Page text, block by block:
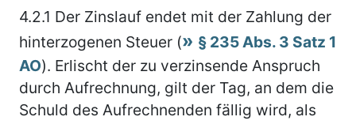
4.2.1 Der Zinslauf endet mit der Zahlung der
hinterzogenen Steuer (
§ 235 Abs. 3 Satz 1
AO). Erlischt der zu verzinsende Anspruch
durch Aufrechnung, gilt der Tag, an dem die
Schuld des Aufrechnenden fällig wird, als